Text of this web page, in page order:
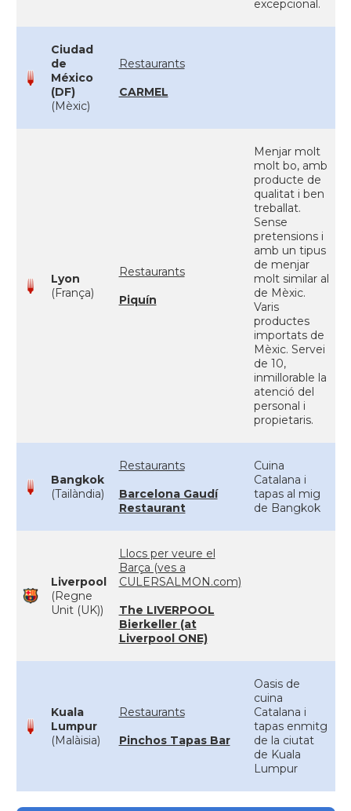
excepcional.
Ciudad
de
México
(DF)
(Mèxic)
Restaurants
CARMEL
Lyon
(França)
Restaurants
Piquín
Menjar molt
molt bo, amb
producte de
qualitat i ben
treballat.
Sense
pretensions i
amb un tipus
de menjar
molt similar al
de Mèxic.
Varis
productes
importats de
Mèxic. Servei
de 10,
inmillorable la
atenció del
personal i
propietaris.
Bangkok
(Tailàndia)
Restaurants
Barcelona Gaudí
Restaurant
Cuina
Catalana i
tapas al mig
de Bangkok
Liverpool
(Regne
Unit (UK))
Llocs per veure el
Barça (ves a
CULERSALMON.com)
The LIVERPOOL
Bierkeller (at
Liverpool ONE)
Kuala
Lumpur
(Malàisia)
Restaurants
Pinchos Tapas Bar
Oasis de
cuina
Catalana i
tapas enmitg
de la ciutat
de Kuala
Lumpur